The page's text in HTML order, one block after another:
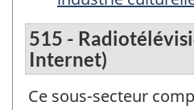
515 -
Internet)
Ce sous-secteur